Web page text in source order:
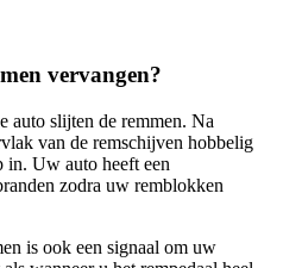
vervangen?
auto slijten de remmen. Na
van de remschijven hobbelig
in. Uw auto heeft een
zodra uw remblokken
is ook een signaal om uw